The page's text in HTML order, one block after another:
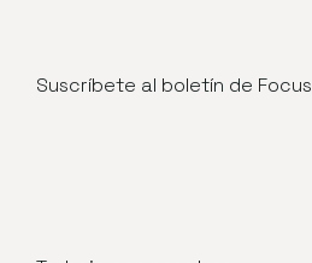
Suscríbete al boletín de Focus